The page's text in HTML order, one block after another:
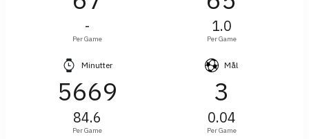
-
Per Game
1.0
Per Game
Minutter
5669
84.6
Per Game
Mål
3
0.04
Per Game